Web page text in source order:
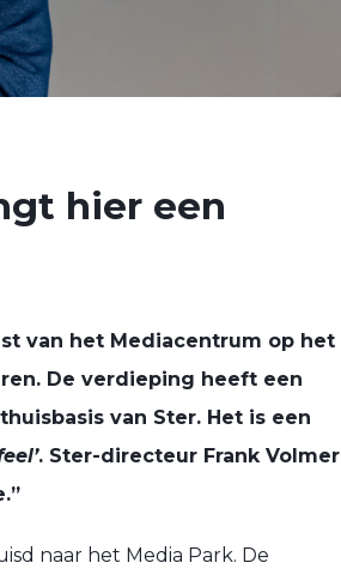
hier een
van het Mediacentrum op het
De verdieping heeft een
van Ster. Het is een
. Ster-directeur Frank Volmer
naar het Media Park. De